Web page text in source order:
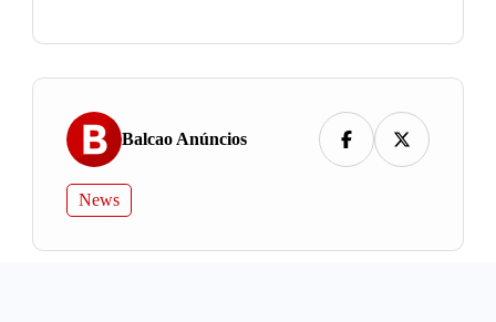
Balcao Anúncios
News